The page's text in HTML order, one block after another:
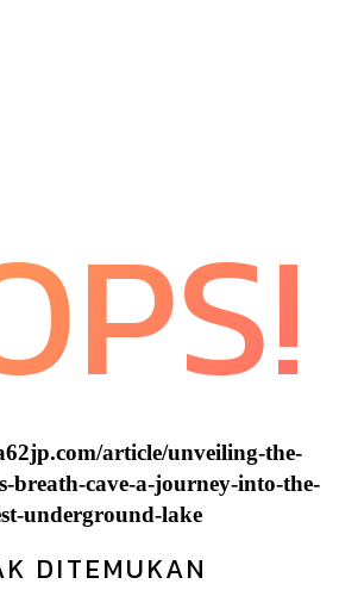
article/unveiling-the-
breath-cave-a-journey-into-the-
underground-lake
DITEMUKAN